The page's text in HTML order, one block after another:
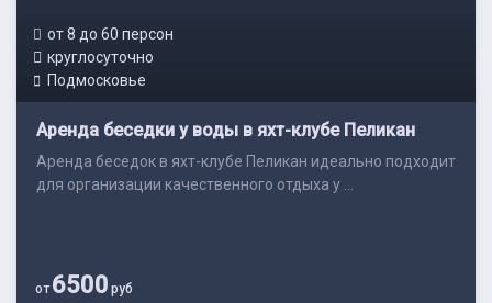
от 8 до 60 персон
круглосуточно
Подмосковье
Аренда беседки у воды в яхт-клубе Пеликан
Аренда беседок в яхт-клубе Пеликан идеально подходит
для организации качественного отдыха у ...
от6500 руб